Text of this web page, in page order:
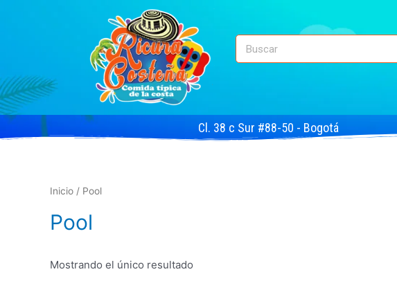
Cl. 38 c Sur #88-50 - Bogotá
Inicio / Pool
Pool
Mostrando el único resultado